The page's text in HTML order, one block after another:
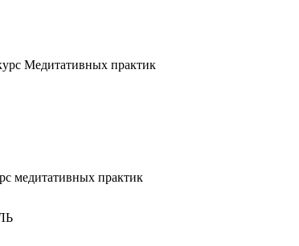
Медитативных практик
медитативных практик